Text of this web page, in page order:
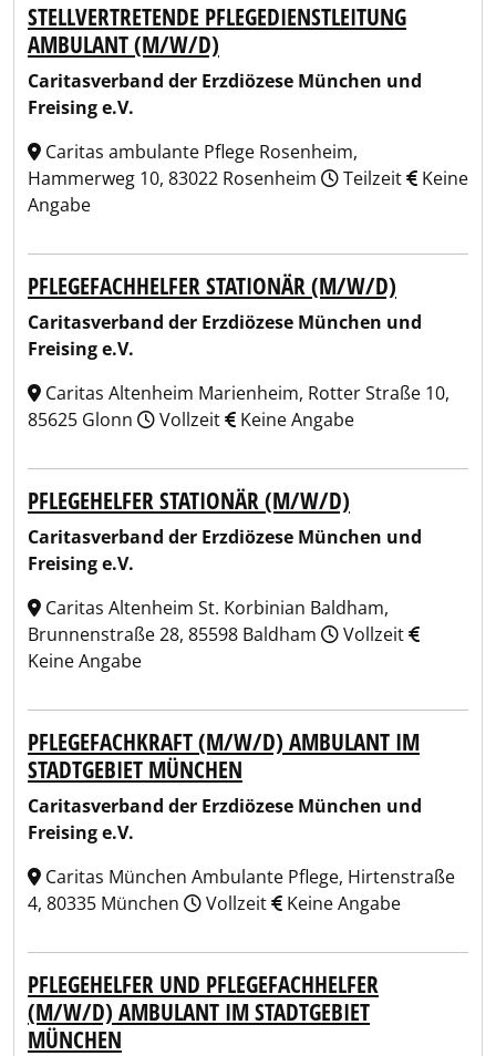
STELLVERTRETENDE PFLEGEDIENSTLEITUNG
AMBULANT (M/W/D)
Caritasverband der Erzdiözese München und
Freising e.V.
Caritas ambulante Pflege Rosenheim,
Hammerweg 10, 83022 Rosenheim
Teilzeit
Keine
Angabe
PFLEGEFACHHELFER STATIONÄR (M/W/D)
Caritasverband der Erzdiözese München und
Freising e.V.
Caritas Altenheim Marienheim, Rotter Straße 10,
85625 Glonn
Vollzeit Keine Angabe
PFLEGEHELFER STATIONÄR (M/W/D)
Caritasverband der Erzdiözese München und
Freising e.V.
Caritas Altenheim St. Korbinian Baldham,
Brunnenstraße 28, 85598 Baldham
Vollzeit
Keine Angabe
PFLEGEFACHKRAFT (M/W/D) AMBULANT IM
STADTGEBIET MÜNCHEN
Caritasverband der Erzdiözese München und
Freising e.V.
Caritas München Ambulante Pflege, Hirtenstraße
4, 80335 München
Vollzeit Keine Angabe
PFLEGEHELFER UND PFLEGEFACHHELFER
(M/W/D) AMBULANT IM STADTGEBIET
MÜNCHEN